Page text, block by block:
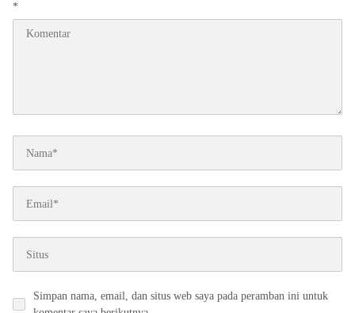
*
Simpan nama, email, dan situs web saya pada peramban ini untuk